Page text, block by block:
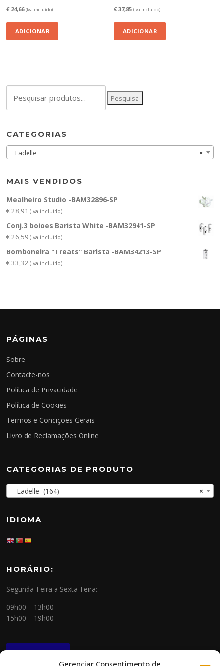
Gerenciar Consentimento de
€ 24,66 (Iva incluído)
ADICIONAR
€ 37,85 (Iva incluído)
ADICIONAR
por:
Pesquisa
CATEGORIAS
×
Ladelle
MAIS VENDIDOS
Mealheiro Studio -BAM32896-SP
€28,91 (Iva incluído)
Conj.3 boioes Barista White -BAM32941-SP
€26,59 (Iva incluído)
Bomboneira "Treats" Barista -BAM34213-SP
€33,32 (Iva incluído)
PÁGINAS
Sobre
Contacte-nos
Política de Privacidade
Política de Cookies
Termos e Condições Gerais
Livro de Reclamações Online
CATEGORIAS DE PRODUTO
×
Ladelle (164)
IDIOMA
HORÁRIO:
Segunda-Feira a Sexta-Feira:
09h00 – 13h00
15h00 – 19h00
NEWSLETTER